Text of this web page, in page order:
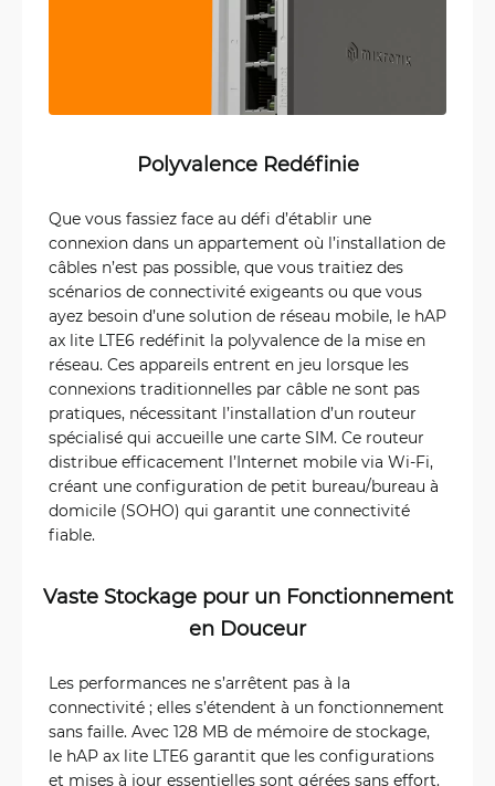
Polyvalence Redéfinie
Que vous fassiez face au défi d’établir une
connexion dans un appartement où l’installation de
câbles n’est pas possible, que vous traitiez des
scénarios de connectivité exigeants ou que vous
ayez besoin d’une solution de réseau mobile, le hAP
ax lite LTE6 redéfinit la polyvalence de la mise en
réseau. Ces appareils entrent en jeu lorsque les
connexions traditionnelles par câble ne sont pas
pratiques, nécessitant l’installation d’un routeur
spécialisé qui accueille une carte SIM. Ce routeur
distribue efficacement l’Internet mobile via Wi-Fi,
créant une configuration de petit bureau/bureau à
domicile (SOHO) qui garantit une connectivité
fiable.
Vaste Stockage pour un Fonctionnement
en Douceur
Les performances ne s’arrêtent pas à la
connectivité ; elles s’étendent à un fonctionnement
sans faille. Avec 128 MB de mémoire de stockage,
le hAP ax lite LTE6 garantit que les configurations
et mises à jour essentielles sont gérées sans effort.